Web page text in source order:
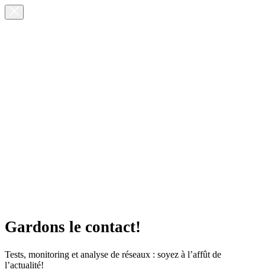
Gardons le contact!
Tests, monitoring et analyse de réseaux : soyez à l’affût de
l’actualité!